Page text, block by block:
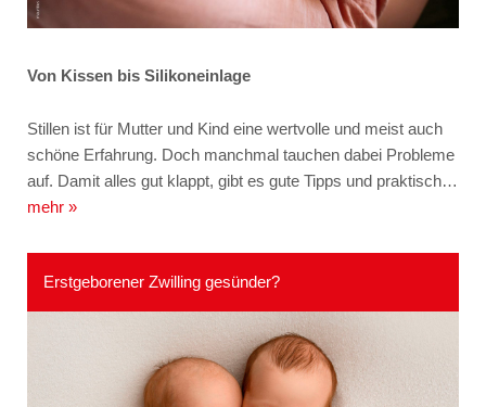
Von Kissen bis Silikoneinlage
Stillen ist für Mutter und Kind eine wertvolle und meist auch
schöne Erfahrung. Doch manchmal tauchen dabei Probleme
auf. Damit alles gut klappt, gibt es gute Tipps und praktisch…
mehr »
Erstgeborener Zwilling gesünder?